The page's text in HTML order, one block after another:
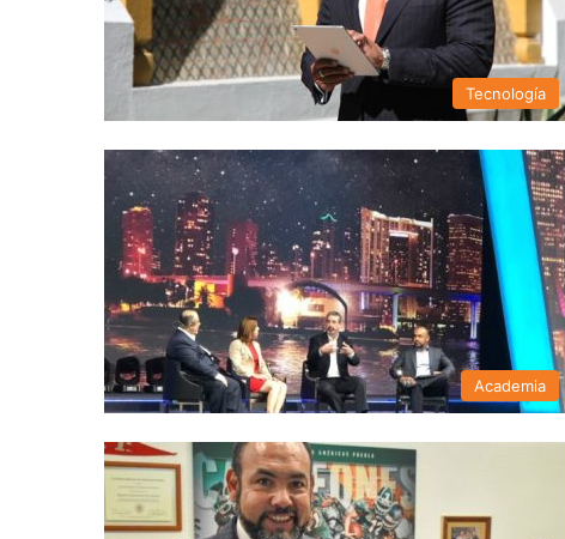
Tecnología
Academia